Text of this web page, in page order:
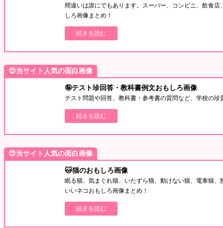
間違いは誰にでもあります。スーパー、コンビニ、飲食
しろ画像まとめ！
続きを読む
😍当サイト人気の面白画像
🤪テスト珍回答・教科書例文おもしろ画像
テスト問題や回答、教科書・参考書の質問など、学校の
続きを読む
😍当サイト人気の面白画像
🐱猫のおもしろ画像
眠る猫、気まぐれ猫、いたずら猫、動けない猫、電車猫
いいネコおもしろ画像まとめ！
続きを読む